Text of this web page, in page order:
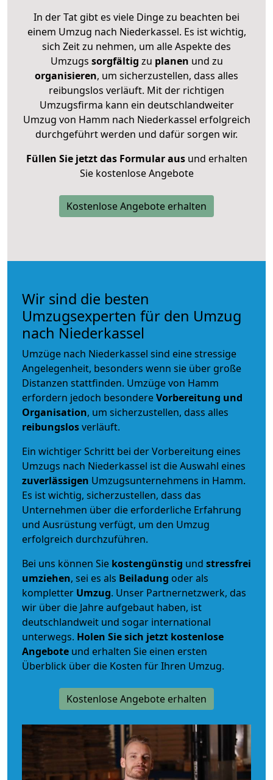
In der Tat gibt es viele Dinge zu beachten bei
einem Umzug nach Niederkassel. Es ist wichtig,
sich Zeit zu nehmen, um alle Aspekte des
Umzugs sorgfältig zu planen und zu
organisieren, um sicherzustellen, dass alles
reibungslos verläuft. Mit der richtigen
Umzugsfirma kann ein deutschlandweiter
Umzug von Hamm nach Niederkassel erfolgreich
durchgeführt werden und dafür sorgen wir.
Füllen Sie jetzt das Formular ausund erhalten
Sie kostenlose Angebote
Kostenlose Angebote erhalten
Wir sind die besten
Umzugsexperten für den Umzug
nach Niederkassel
Umzüge nach Niederkassel sind eine stressige
Angelegenheit, besonders wenn sie über große
Distanzen stattfinden. Umzüge von Hamm
erfordern jedoch besondereVorbereitung und
Organisation, um sicherzustellen, dass alles
reibungslosverläuft.
Ein wichtiger Schritt bei der Vorbereitung eines
Umzugs nach Niederkassel ist die Auswahl eines
zuverlässigen Umzugsunternehmens in Hamm.
Es ist wichtig, sicherzustellen, dass das
Unternehmen über die erforderliche Erfahrung
und Ausrüstung verfügt, um den Umzug
erfolgreich durchzuführen.
Bei uns können Sie kostengünstig und stressfrei
umziehen, sei es als Beiladung oder als
kompletter Umzug. Unser Partnernetzwerk, das
wir über die Jahre aufgebaut haben, ist
deutschlandweit und sogar international
unterwegs. Holen Sie sich jetzt kostenlose
Angebote und erhalten Sie einen ersten
Überblick über die Kosten für Ihren Umzug.
Kostenlose Angebote erhalten